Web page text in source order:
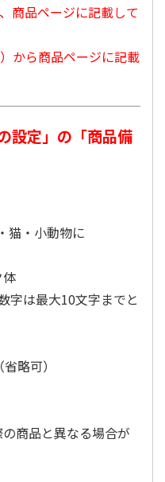
『ジョジョの
冒険 黄金の
POP…
冒険 スターダスト
クルセイダース』
商品ページに記載して
から商品ページに記載
設定」の「商品備
猫・小動物に
体
は最大10文字までと
略可）
商品と異なる場合が